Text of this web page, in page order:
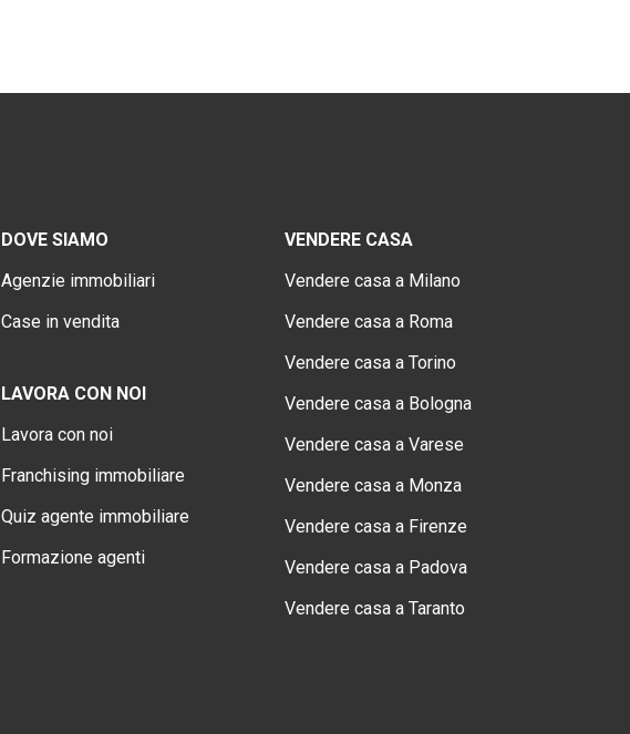
DOVE SIAMO
Agenzie immobiliari
Case in vendita
LAVORA CON NOI
Lavora con noi
Franchising immobiliare
Quiz agente immobiliare
Formazione agenti
VENDERE CASA
Vendere casa a Milano
Vendere casa a Roma
Vendere casa a Torino
Vendere casa a Bologna
Vendere casa a Varese
Vendere casa a Monza
Vendere casa a Firenze
Vendere casa a Padova
Vendere casa a Taranto